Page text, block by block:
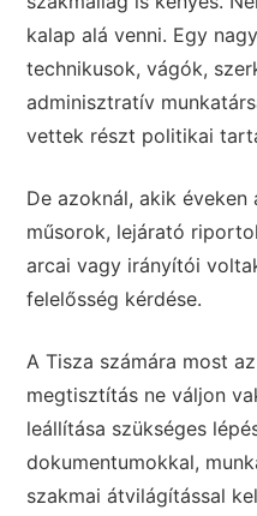
kalap alá venni. Egy
technikusok, vágók,
adminisztratív
vettek részt politikai
De azoknál, akik
műsorok, lejárató
arcai vagy irányítói
felelősség kérdése.
A Tisza számára most
megtisztítás ne váljon
leállítása szükséges
dokumentumokkal,
szakmai átvilágítással